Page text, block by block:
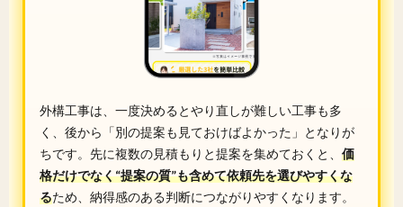
外構工事は、一度決めるとやり直しが難しい工事も多
く、後から「別の提案も見ておけばよかった」となりが
ちです。先に複数の見積もりと提案を集めておくと、 価
格だけでなく“提案の質”も含めて依頼先を選びやすくな
るため、納得感のある判断につながりやすくなります。